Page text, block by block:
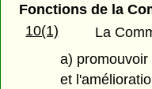
Fonctions de la
10(1)
La
a)
et